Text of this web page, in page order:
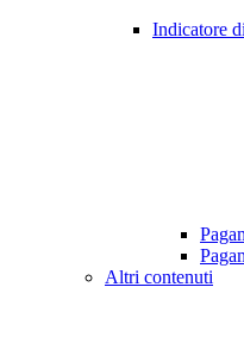
Indicatore
Altri contenuti